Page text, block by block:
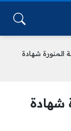
المنورة شهادة
شهادة